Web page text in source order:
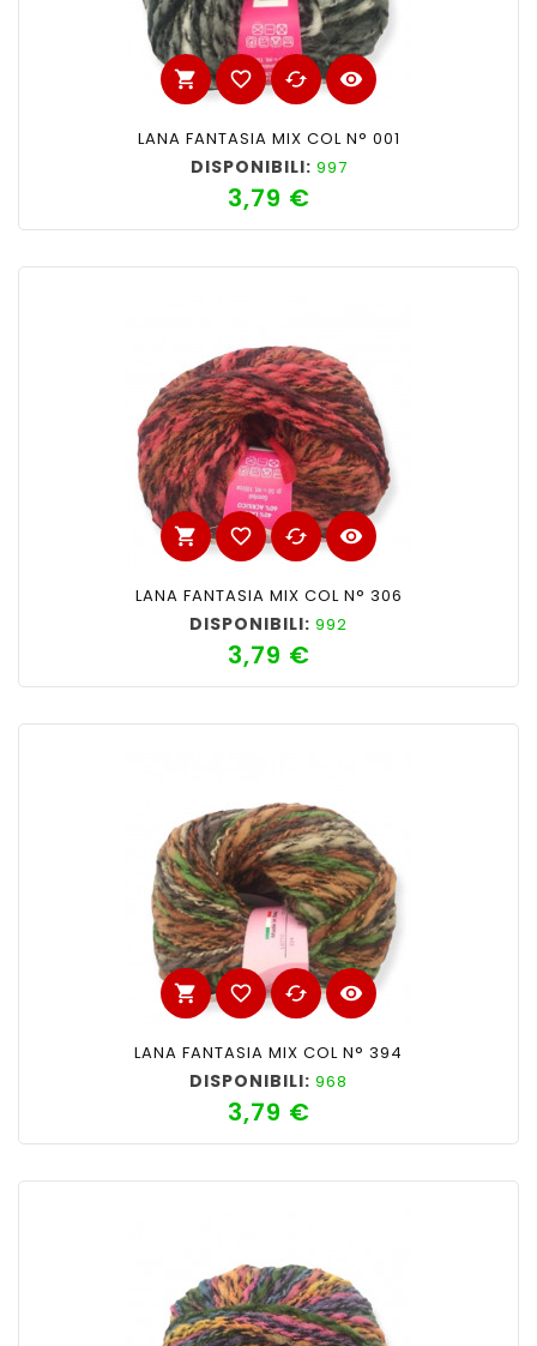
shopping_cart favorite_border cached visibility
LANA FANTASIA MIX COL N° 001
DISPONIBILI: 997
3,79 €Prezzo
shopping_cart favorite_border cached visibility
LANA FANTASIA MIX COL N° 306
DISPONIBILI: 992
3,79 €Prezzo
shopping_cart favorite_border cached visibility
LANA FANTASIA MIX COL N° 394
DISPONIBILI: 968
3,79 €Prezzo